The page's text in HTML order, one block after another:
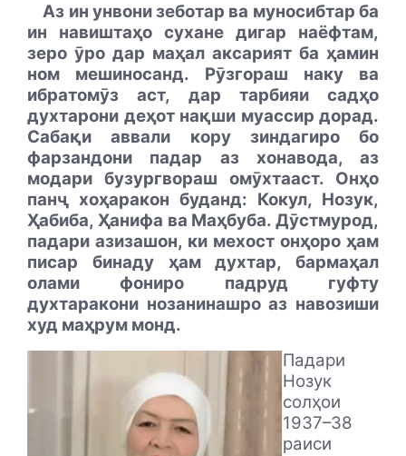
Аз ин унвони зеботар ва муносибтар ба
ин навиштаҳо сухане дигар наёфтам,
зеро ӯро дар маҳал аксарият ба ҳамин
ном мешиносанд. Рӯзгораш наку ва
ибратомӯз аст, дар тарбияи садҳо
духтарони деҳот нақши муассир дорад.
Сабақи аввали кору зиндагиро бо
фарзандони падар аз хонавода, аз
модари бузургвораш омӯхтааст. Онҳо
панҷ хоҳаракон буданд: Кокул, Нозук,
Ҳабиба, Ҳанифа ва Маҳбуба. Дӯстмурод,
падари азизашон, ки мехост онҳоро ҳам
писар бинаду ҳам духтар, бармаҳал
олами фониро падруд гуфту
духтаракони нозанинашро аз навозиши
худ маҳрум монд.
Падари
Нозук
солҳои
1937–38
раиси